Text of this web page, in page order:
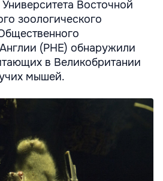
Восточной
зоологического
(PHE) обнаружили
в Великобритании
мышей.